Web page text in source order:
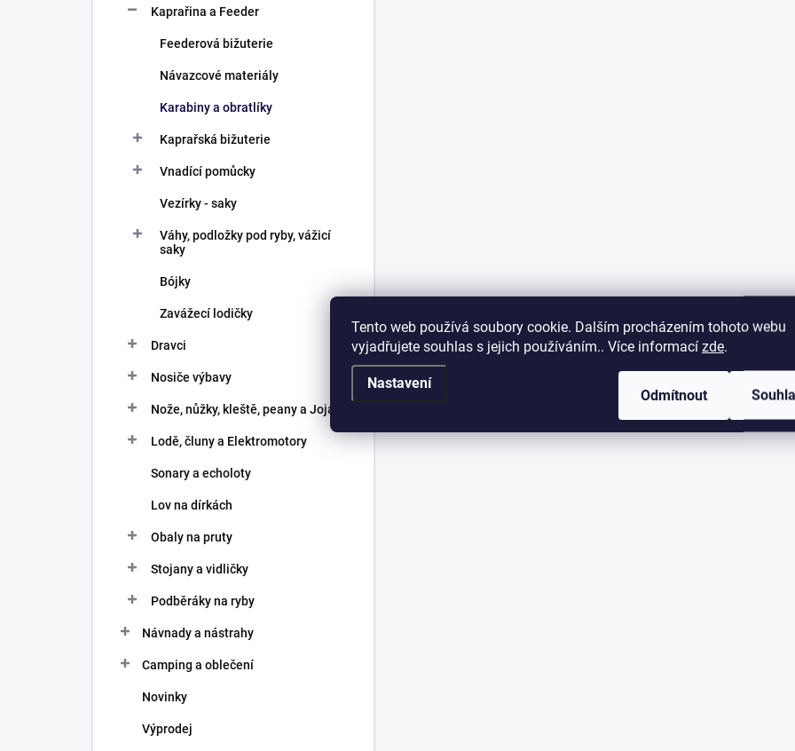
Tento web používá soubory cookie. Dalším procházením tohoto webu
vyjadřujete souhlas s jejich používáním.. Více informací zde.
Nastavení
Odmítnout
Kaprařina a Feeder
Feederová bižuterie
Návazcové materiály
Karabiny a obratlíky
Kaprařská bižuterie
Vnadící pomůcky
Vezírky - saky
Váhy, podložky pod ryby, vážicí
saky
Bójky
Zavážecí lodičky
Dravci
Nosiče výbavy
Nože, nůžky, kleště, peany a Joja
Lodě, čluny a Elektromotory
Sonary a echoloty
Lov na dírkách
Obaly na pruty
Stojany a vidličky
Podběráky na ryby
Návnady a nástrahy
Camping a oblečení
Novinky
Výprodej